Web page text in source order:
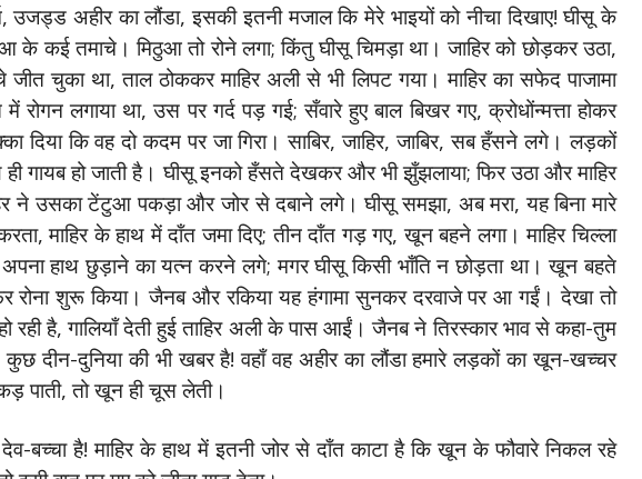
उजड्ड अहीर का लौंडा, इसकी इतनी मजाल कि मेरे भाइयों को नीचा दिखाए! घीसू के
के कई तमाचे। मिठुआ तो रोने लगा; किंतु घीसू चिमड़ा था। जाहिर को छोड़कर उठा,
चुका था, ताल ठोककर माहिर अली से भी लिपट गया। माहिर का सफेद पाजामा
रोगन लगाया था, उस पर गर्द पड़ गई; सँवारे हुए बाल बिखर गए, क्रोधोंन्‍मत्ता होकर
दिया कि वह दो कदम पर जा गिरा। साबिर, जाहिर, जाबिर, सब हँसने लगे। लड़कों
गायब हो जाती है। घीसू इनको हँसते देखकर और भी झुँझलाया; फिर उठा और माहिर
ने उसका टेंटुआ पकड़ा और जोर से दबाने लगे। घीसू समझा, अब मरा, यह बिना मारे
माहिर के हाथ में दाँत जमा दिए; तीन दाँत गड़ गए, खून बहने लगा। माहिर चिल्ला
हाथ छुड़ाने का यत्न करने लगे; मगर घीसू किसी भाँति न छोड़ता था। खून बहते
रोना शुरू किया। जैनब और रकिया यह हंगामा सुनकर दरवाजे पर आ गईं। देखा तो
रही है, गालियाँ देती हुई ताहिर अली के पास आईं। जैनब ने तिरस्कार भाव से कहा-तुम
कुछ दीन-दुनिया की भी खबर है! वहाँ वह अहीर का लौंडा हमारे लड़कों का खून-खच्चर
पाती, तो खून ही चूस लेती।
बच्चा है! माहिर के हाथ में इतनी जोर से दाँत काटा है कि खून के फौवारे निकल रहे